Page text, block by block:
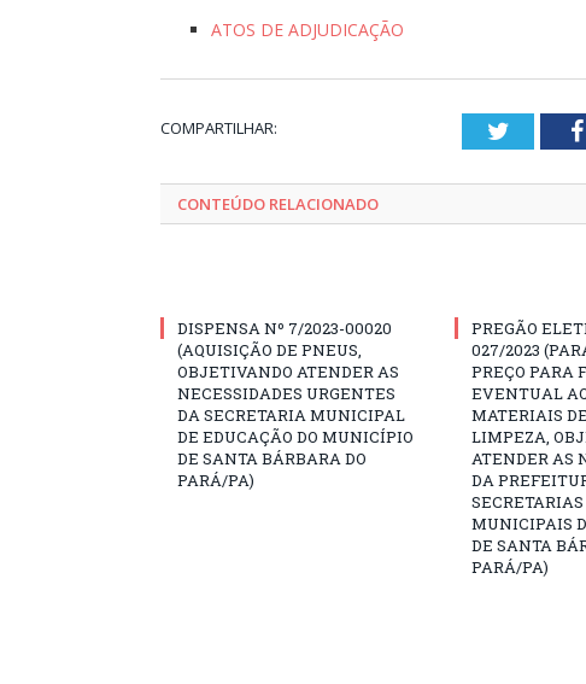
ATOS DE ADJUDICAÇÃO
COMPARTILHAR: Twitter
CONTEÚDO RELACIONADO
DISPENSA Nº 7/2023-00020
(AQUISIÇÃO DE PNEUS,
OBJETIVANDO ATENDER AS
NECESSIDADES URGENTES
DA SECRETARIA MUNICIPAL
DE EDUCAÇÃO DO MUNICÍPIO
DE SANTA BÁRBARA DO
PARÁ/PA)
PREGÃO
027/2023
PREÇO PARA
EVENTUAL
MATERIAIS
LIMPEZA,
ATENDER AS
DA
MUNICIPAIS
DE SANTA
PARÁ/PA)